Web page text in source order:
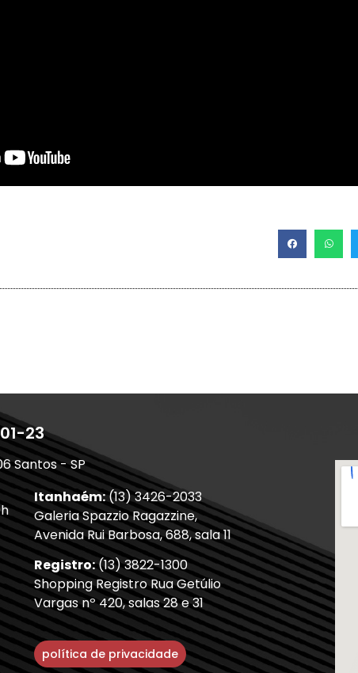
23
Santos - SP
Itanhaém:(13) 3426-2033
Galeria Spazzio Ragazzine,
Avenida Rui Barbosa, 688, sala 11
Registro:(13) 3822-1300
Shopping Registro Rua Getúlio
Vargas nº 420, salas 28 e 31
política de privacidade